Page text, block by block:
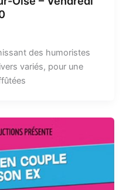
des humoristes
variés, pour une